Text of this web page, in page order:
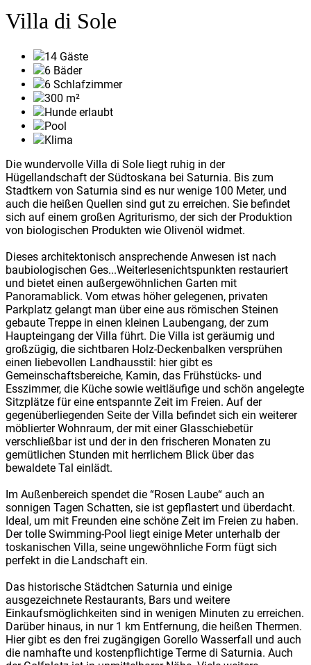
Villa di Sole
14 Gäste
6 Bäder
6 Schlafzimmer
300 m²
Hunde erlaubt
Pool
Klima
Die wundervolle Villa di Sole liegt ruhig in der
Hügellandschaft der Südtoskana bei Saturnia. Bis zum
Stadtkern von Saturnia sind es nur wenige 100 Meter, und
auch die heißen Quellen sind gut zu erreichen. Sie befindet
sich auf einem großen Agriturismo, der sich der Produktion
von biologischen Produkten wie Olivenöl widmet.
Dieses architektonisch ansprechende Anwesen ist nach
baubiologischen Ges...Weiterlesenichtspunkten restauriert
und bietet einen außergewöhnlichen Garten mit
Panoramablick. Vom etwas höher gelegenen, privaten
Parkplatz gelangt man über eine aus römischen Steinen
gebaute Treppe in einen kleinen Laubengang, der zum
Haupteingang der Villa führt. Die Villa ist geräumig und
großzügig, die sichtbaren Holz-Deckenbalken versprühen
einen liebevollen Landhausstil: hier gibt es
Gemeinschaftsbereiche, Kamin, das Frühstücks- und
Esszimmer, die Küche sowie weitläufige und schön angelegte
Sitzplätze für eine entspannte Zeit im Freien. Auf der
gegenüberliegenden Seite der Villa befindet sich ein weiterer
möblierter Wohnraum, der mit einer Glasschiebetür
verschließbar ist und der in den frischeren Monaten zu
gemütlichen Stunden mit herrlichem Blick über das
bewaldete Tal einlädt.
Im Außenbereich spendet die “Rosen Laube“ auch an
sonnigen Tagen Schatten, sie ist gepflastert und überdacht.
Ideal, um mit Freunden eine schöne Zeit im Freien zu haben.
Der tolle Swimming-Pool liegt einige Meter unterhalb der
toskanischen Villa, seine ungewöhnliche Form fügt sich
perfekt in die Landschaft ein.
Das historische Städtchen Saturnia und einige
ausgezeichnete Restaurants, Bars und weitere
Einkaufsmöglichkeiten sind in wenigen Minuten zu erreichen.
Darüber hinaus, in nur 1 km Entfernung, die heißen Thermen.
Hier gibt es den frei zugängigen Gorello Wasserfall und auch
die namhafte und kostenpflichtige Terme di Saturnia. Auch